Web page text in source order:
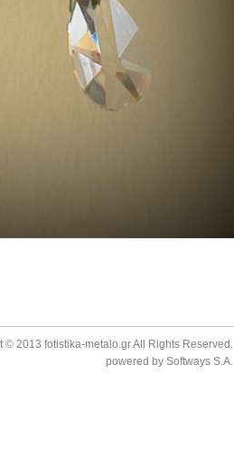
© 2013 fotistika-metalo.gr All Rights Reserved.
powered by Softways S.A.